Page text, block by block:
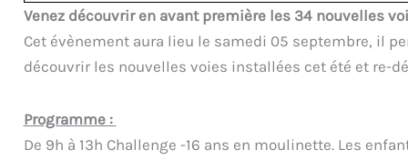
Venez découvrir en avant première les 34 nouvelles
Cet évènement aura lieu le samedi 05 septembre, il
découvrir les nouvelles voies installées cet été et re-
Programme :
De 9h à 13h Challenge -16 ans en moulinette. Les